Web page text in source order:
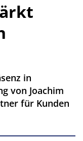
in
von Joachim
für Kunden